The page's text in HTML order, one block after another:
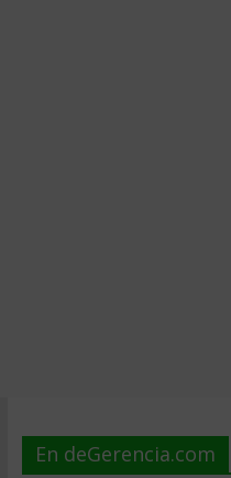
En deGerencia.com